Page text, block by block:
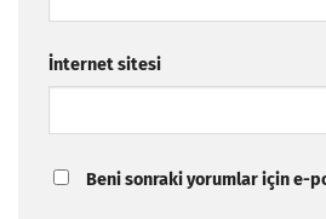
İnternet sitesi
Beni sonraki yorumlar için e-